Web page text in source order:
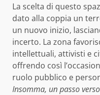
La scelta di questo
dato alla coppia un
un nuovo inizio,
incerto. La zona
intellettuali, attivisti e
offrendo così
ruolo pubblico e
Insomma, un passo